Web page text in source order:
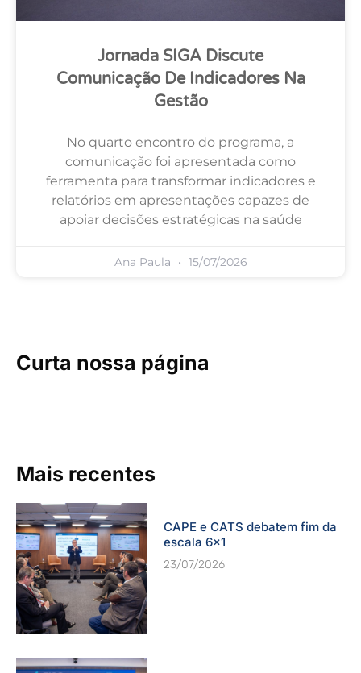
Jornada SIGA Discute
Comunicação De Indicadores Na
Gestão
No quarto encontro do programa, a
comunicação foi apresentada como
ferramenta para transformar indicadores e
relatórios em apresentações capazes de
apoiar decisões estratégicas na saúde
Ana Paula 15/07/2026
Curta nossa página
Mais recentes
CAPE e CATS debatem fim da
escala 6×1
23/07/2026